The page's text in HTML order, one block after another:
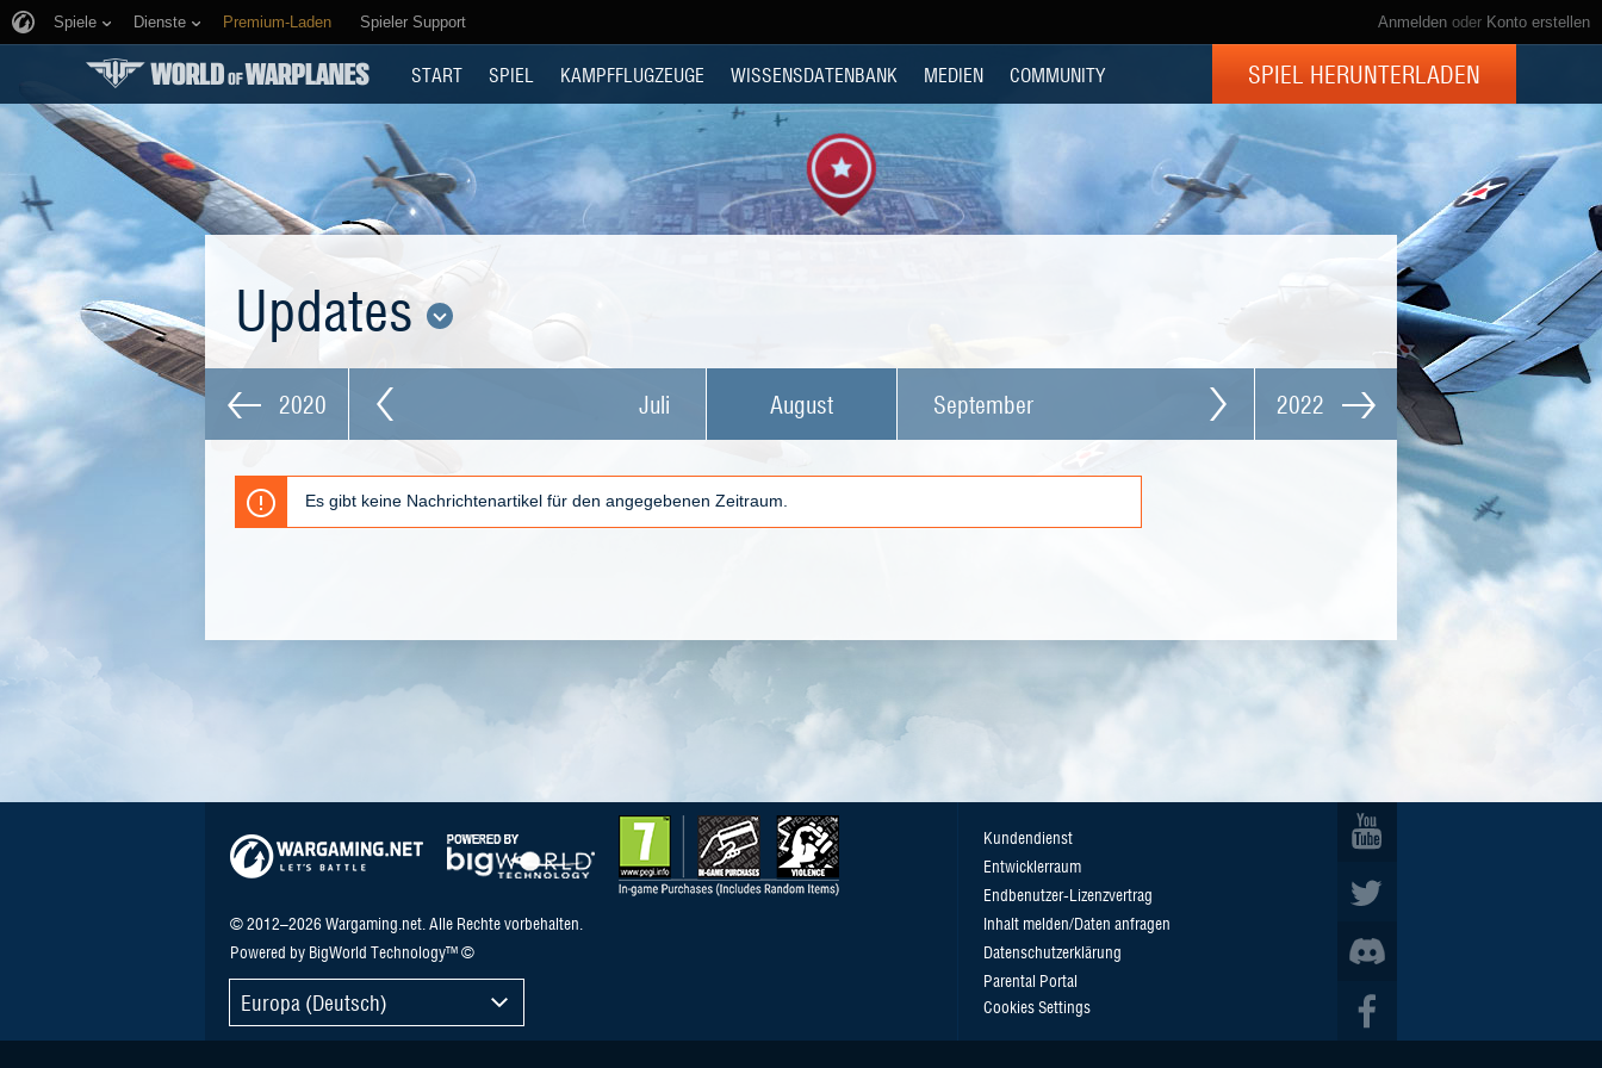
Anmelden oder Konto erstellen
Spiele Dienste Premium-Laden Spieler Support
START SPIEL KAMPFFLUGZEUGE WISSENSDATENBANK MEDIEN COMMUNITY SPIEL HERUNTERLADEN
Updates
2020 Juli August September 2022
Es gibt keine Nachrichtenartikel für den angegebenen Zeitraum.
© 2012–2026 Wargaming.net. Alle Rechte vorbehalten.
Powered by BigWorld Technology™ ©
Europa (Deutsch)
Kundendienst
Entwicklerraum
Endbenutzer-Lizenzvertrag
Inhalt melden/Daten anfragen
Datenschutzerklärung
Parental Portal
Cookies Settings